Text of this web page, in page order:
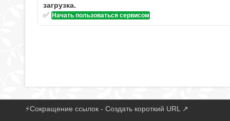
загрузка.
✅ Начать пользоваться сервисом
⚡Сокращение ссылок - Создать короткий URL ↗